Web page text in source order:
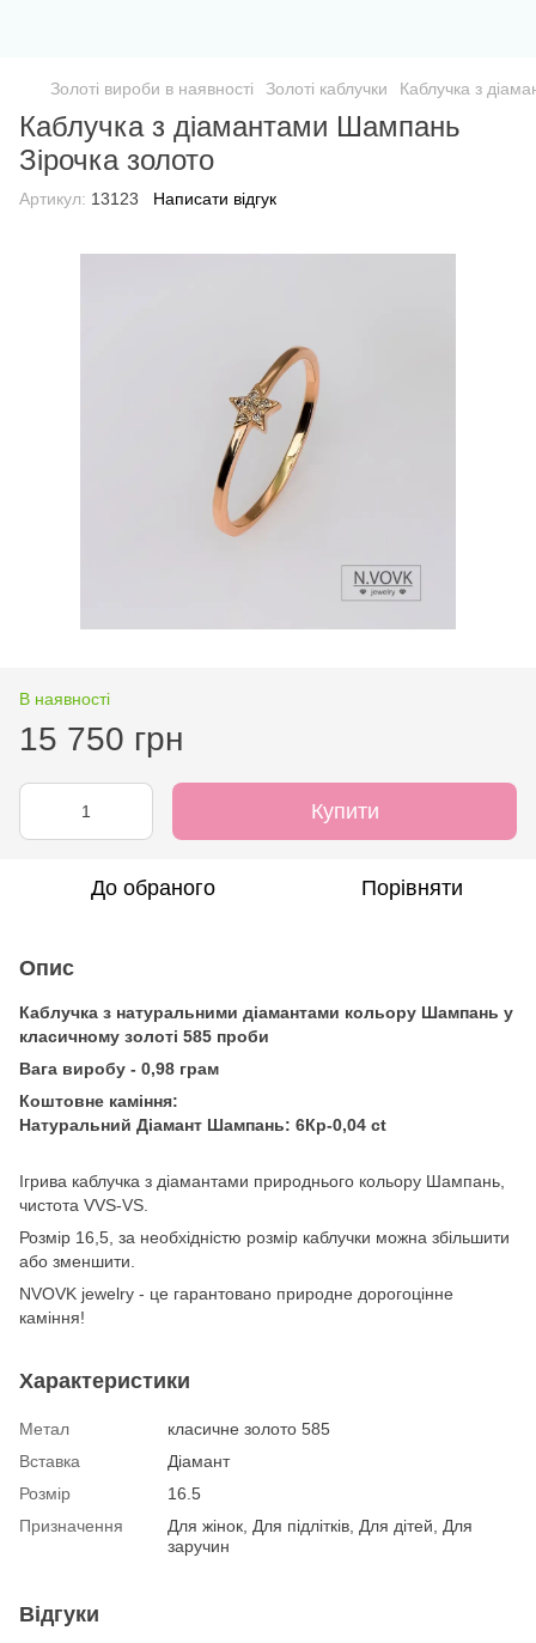
Золоті вироби в наявності Золоті каблучки Каблучка з
Каблучка з діамантами Шампань
Зірочка золото
Артикул: 13123 Написати відгук
В наявності
15 750 грн
Купити
До обраного Порівняти
Опис
Каблучка з натуральними діамантами кольору Шампань у
класичному золоті 585 проби
Вага виробу - 0,98 грам
Коштовне каміння:
Натуральний Діамант Шампань: 6Кр-0,04 ct
Ігрива каблучка з діамантами природнього кольору Шампань,
чистота VVS-VS.
Розмір 16,5, за необхідністю розмір каблучки можна збільшити
або зменшити.
NVOVK jewelry - це гарантовано природне дорогоцінне
каміння!
Характеристики
Метал
класичне золото 585
Вставка
Діамант
Розмір
16.5
Призначення
Для жінок, Для підлітків, Для дітей, Для
заручин
Відгуки